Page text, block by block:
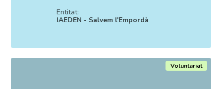
Entitat:
IAEDEN - Salvem l'Empordà
Voluntariat